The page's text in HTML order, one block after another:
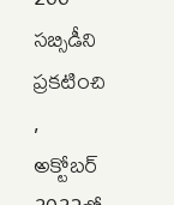
సబ్సిడీని
ప్రకటించి
,
అక్టోబర్